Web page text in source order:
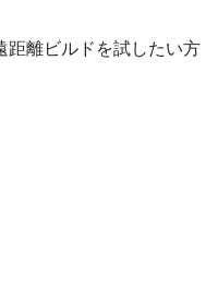
距離ビルドを試したい方